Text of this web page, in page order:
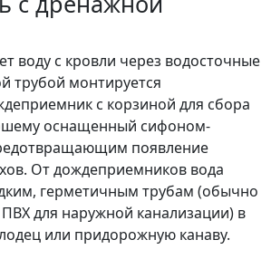
воду с кровли через водосточные
трубой монтируется
с корзиной для сбора
оснащенный сифоном-
появление
От дождеприемников вода
герметичным трубам (обычно
для наружной канализации) в
или придорожную канаву.